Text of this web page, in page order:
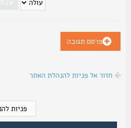
פרסם תגובה
חזור אל פניות להנהלת האתר